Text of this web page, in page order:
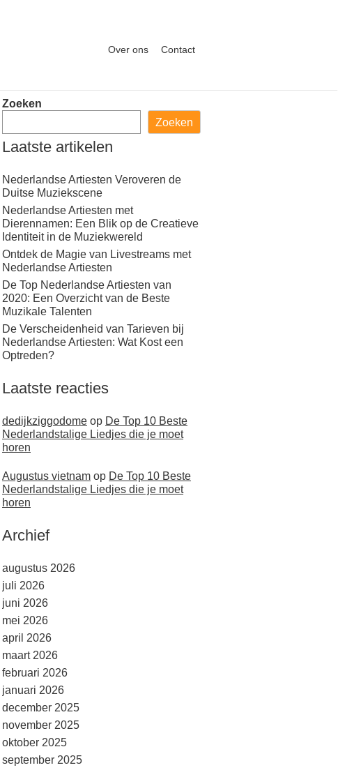
Over ons Contact
Zoeken
Zoeken
Laatste artikelen
Nederlandse Artiesten Veroveren de
Duitse Muziekscene
Nederlandse Artiesten met
Dierennamen: Een Blik op de Creatieve
Identiteit in de Muziekwereld
Ontdek de Magie van Livestreams met
Nederlandse Artiesten
De Top Nederlandse Artiesten van
2020: Een Overzicht van de Beste
Muzikale Talenten
De Verscheidenheid van Tarieven bij
Nederlandse Artiesten: Wat Kost een
Optreden?
Laatste reacties
dedijkziggodome op De Top 10 Beste
Nederlandstalige Liedjes die je moet
horen
Augustus vietnam op De Top 10 Beste
Nederlandstalige Liedjes die je moet
horen
Archief
augustus 2026
juli 2026
juni 2026
mei 2026
april 2026
maart 2026
februari 2026
januari 2026
december 2025
november 2025
oktober 2025
september 2025